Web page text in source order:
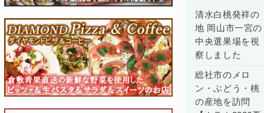
清水白桃発祥の
地 岡山市一宮の
中央選果場を視
察しました
総社市のメロ
ン・ぶどう・桃
の産地を訪問